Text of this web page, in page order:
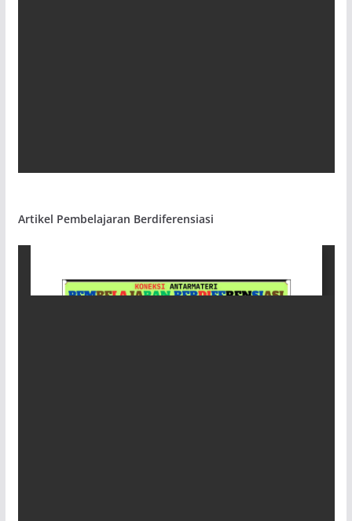
Artikel Pembelajaran Berdiferensiasi